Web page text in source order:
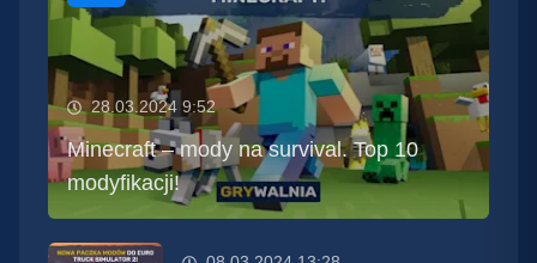
28.03.2024 9:52
Minecraft – mody na survival. Top 10
modyfikacji!